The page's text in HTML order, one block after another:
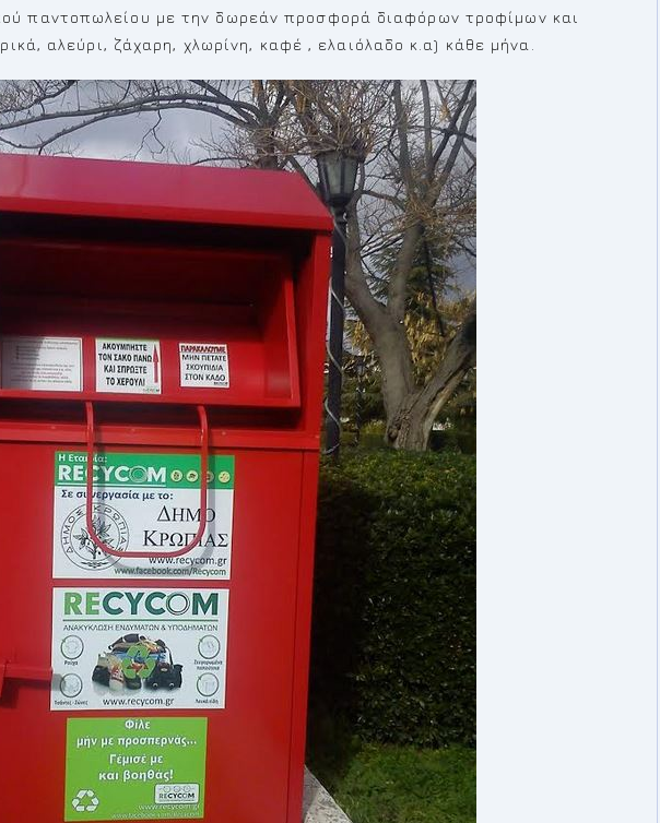
παντοπωλείου με την δωρεάν προσφορά διαφόρων τροφίμων και
αλεύρι, ζάχαρη, χλωρίνη, καφέ , ελαιόλαδο κ.α) κάθε μήνα.